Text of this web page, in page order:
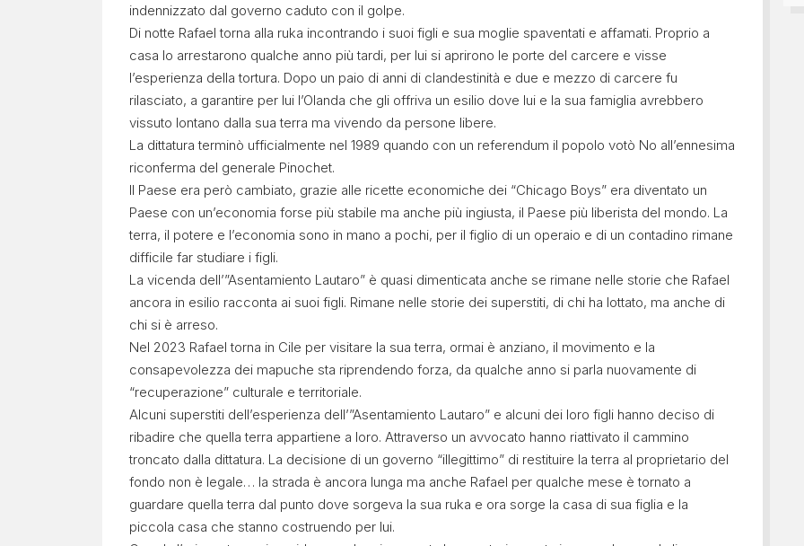
indennizzato dal governo caduto con il golpe.
Di notte Rafael torna alla ruka incontrando i suoi figli e sua moglie spaventati e affamati. Proprio a
casa lo arrestarono qualche anno più tardi, per lui si aprirono le porte del carcere e visse
l’esperienza della tortura. Dopo un paio di anni di clandestinità e due e mezzo di carcere fu
rilasciato, a garantire per lui l’Olanda che gli offriva un esilio dove lui e la sua famiglia avrebbero
vissuto lontano dalla sua terra ma vivendo da persone libere.
La dittatura terminò ufficialmente nel 1989 quando con un referendum il popolo votò No all’ennesima
riconferma del generale Pinochet.
Il Paese era però cambiato, grazie alle ricette economiche dei “Chicago Boys” era diventato un
Paese con un’economia forse più stabile ma anche più ingiusta, il Paese più liberista del mondo. La
terra, il potere e l’economia sono in mano a pochi, per il figlio di un operaio e di un contadino rimane
difficile far studiare i figli.
La vicenda dell’”Asentamiento Lautaro” è quasi dimenticata anche se rimane nelle storie che Rafael
ancora in esilio racconta ai suoi figli. Rimane nelle storie dei superstiti, di chi ha lottato, ma anche di
chi si è arreso.
Nel 2023 Rafael torna in Cile per visitare la sua terra, ormai è anziano, il movimento e la
consapevolezza dei mapuche sta riprendendo forza, da qualche anno si parla nuovamente di
“recuperazione” culturale e territoriale.
Alcuni superstiti dell’esperienza dell’”Asentamiento Lautaro” e alcuni dei loro figli hanno deciso di
ribadire che quella terra appartiene a loro. Attraverso un avvocato hanno riattivato il cammino
troncato dalla dittatura. La decisione di un governo “illegittimo” di restituire la terra al proprietario del
fondo non è legale… la strada è ancora lunga ma anche Rafael per qualche mese è tornato a
guardare quella terra dal punto dove sorgeva la sua ruka e ora sorge la casa di sua figlia e la
piccola casa che stanno costruendo per lui.